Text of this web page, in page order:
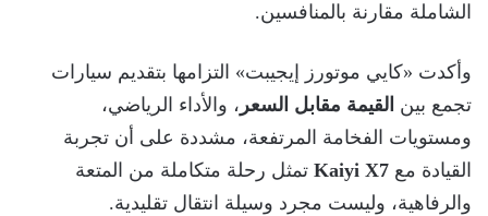
الشاملة مقارنة بالمنافسين.
وأكدت «كايي موتورز إيجيبت» التزامها بتقديم سيارات
تجمع بين القيمة مقابل السعر ، والأداء الرياضي،
ومستويات الفخامة المرتفعة، مشددة على أن تجربة
القيادة مع Kaiyi X7 تمثل رحلة متكاملة من المتعة
والرفاهية، وليست مجرد وسيلة انتقال تقليدية.